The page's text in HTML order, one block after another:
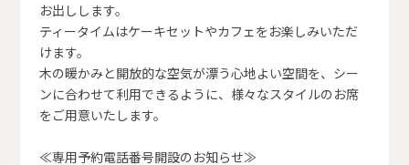
お出しします。
ティータイムはケーキセットやカフェをお楽しみいただ
けます。
木の暖かみと開放的な空気が漂う心地よい空間を、シー
ンに合わせて利用できるように、様々なスタイルのお席
をご用意いたします。
≪専用予約電話番号開設のお知らせ≫